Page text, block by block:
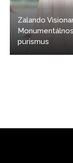
Zalando
purismus